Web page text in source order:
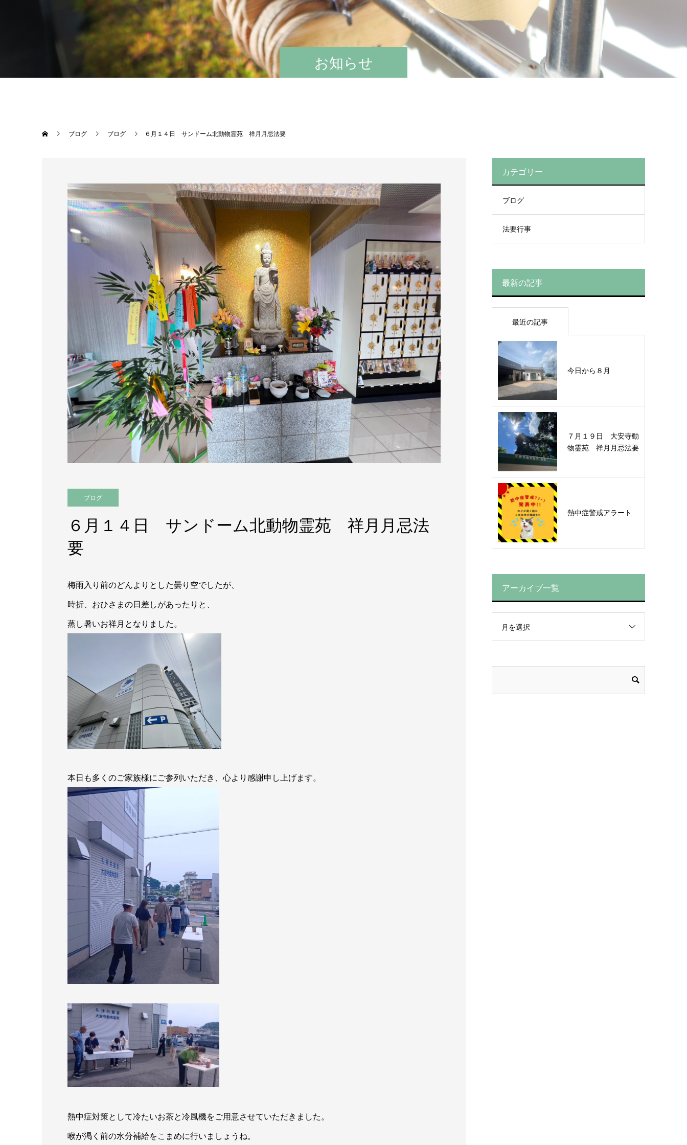
お知らせ
ブログ ブログ ６月１４日 サンドーム北動物霊苑 祥月月忌法要
ブログ
６月１４日 サンドーム北動物霊苑 祥月月忌法
要
梅雨入り前のどんよりとした曇り空でしたが、
時折、おひさまの日差しがあったりと、
蒸し暑いお祥月となりました。
本日も多くのご家族様にご参列いただき、心より感謝申し上げます。
熱中症対策として冷たいお茶と冷風機をご用意させていただきました。
喉が渇く前の水分補給をこまめに行いましょうね。
カテゴリー
ブログ
法要行事
最新の記事
最近の記事
今日から８月
７月１９日 大安寺動
物霊苑 祥月月忌法要
熱中症警戒アラート
アーカイブ一覧
月を選択